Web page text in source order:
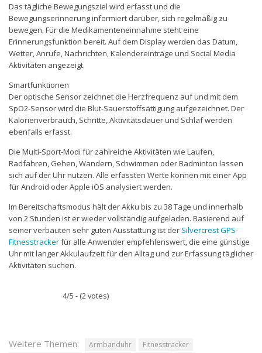
Das tägliche Bewegungsziel wird erfasst und die
Bewegungserinnerung informiert darüber, sich regelmäßig zu
bewegen. Für die Medikamenteneinnahme steht eine
Erinnerungsfunktion bereit. Auf dem Display werden das Datum,
Wetter, Anrufe, Nachrichten, Kalendereinträge und Social Media
Aktivitäten angezeigt.
Smartfunktionen
Der optische Sensor zeichnet die Herzfrequenz auf und mit dem
SpO2-Sensor wird die Blut-Sauerstoffsättigung aufgezeichnet. Der
Kalorienverbrauch, Schritte, Aktivitätsdauer und Schlaf werden
ebenfalls erfasst.
Die Multi-Sport-Modi für zahlreiche Aktivitäten wie Laufen,
Radfahren, Gehen, Wandern, Schwimmen oder Badminton lassen
sich auf der Uhr nutzen. Alle erfassten Werte können mit einer App
für Android oder Apple iOS analysiert werden.
Im Bereitschaftsmodus hält der Akku bis zu 38 Tage und innerhalb
von 2 Stunden ist er wieder vollständig aufgeladen. Basierend auf
seiner verbauten sehr guten Ausstattung ist der Silvercrest GPS-
Fitnesstrackerfür alle Anwender empfehlenswert, die eine günstige
Uhr mit langer Akkulaufzeit für den Alltag und zur Erfassung täglicher
Aktivitäten suchen.
4/5 - (2 votes)
Weitere Themen: Armbanduhr
Fitnesstracker